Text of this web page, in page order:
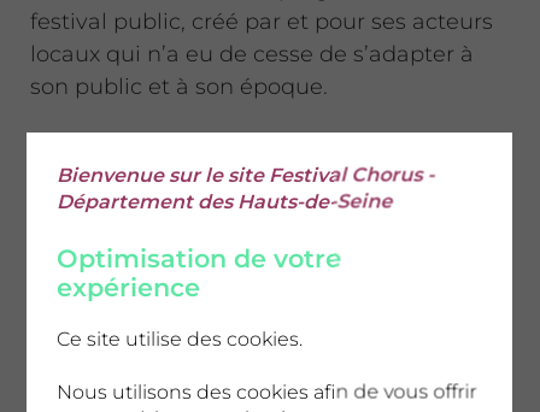
festival public, créé par et pour ses acteurs
locaux qui n’a eu de cesse de s’adapter à
son public et à son époque.
festival, ne s’arrête pas mais va se
prolonger sous une autre forme, avec
toujours le même ADN : le repérage,
l’accompagnement de l’émergence et le
service de la jeunesse et du territoire.
Dans le contexte financier actuel de la
Bienvenue sur le site Festival Chorus -
Département des Hauts-de-Seine
Optimisation de votre
expérience
Ce site utilise des cookies.
Nous utilisons des cookies afin de vous offrir